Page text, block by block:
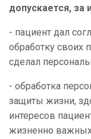
допускается, за
- пациент дал
обработку своих
сделал
- обработка
защиты жизни,
интересов
жизненно важных